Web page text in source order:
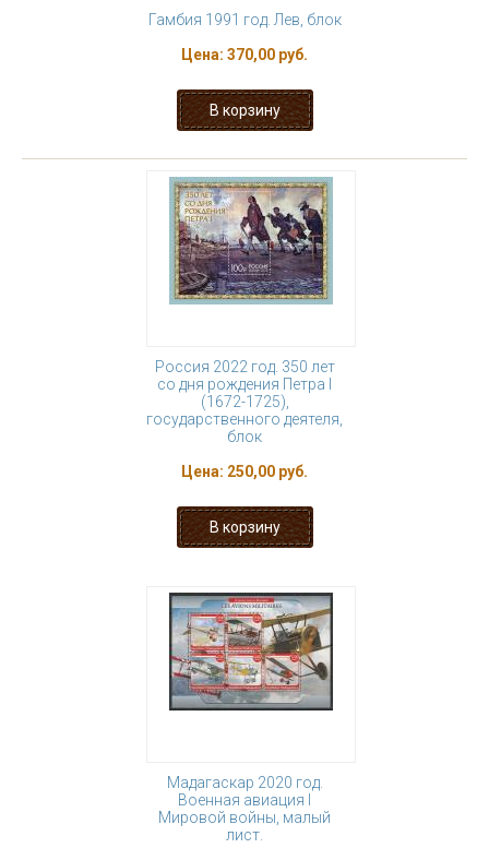
Гамбия 1991 год. Лев, блок
Цена: 370,00 руб.
Россия 2022 год. 350 лет
со дня рождения Петра I
(1672-1725),
государственного деятеля,
блок
Цена: 250,00 руб.
Мадагаскар 2020 год.
Военная авиация I
Мировой войны, малый
лист.